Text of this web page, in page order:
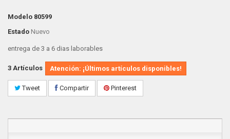
Modelo 80599
Estado Nuevo
entrega de 3 a 6 dias laborables
3 Artículos Atención: ¡Últimos artículos disponibles!
Tweet Compartir Pinterest